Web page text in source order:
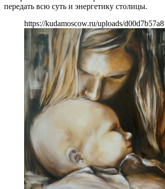
передать всю суть и энергетику столицы.
https://kudamoscow.ru/uploads/